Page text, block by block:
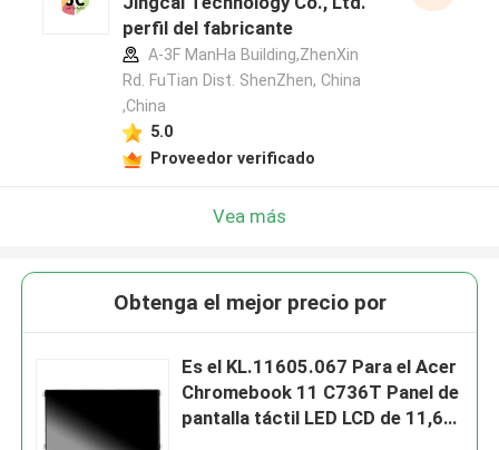
perfil del fabricante
A-3F ManHa Building,ZhenXin
Rd. FuTian Dist. ShenZhen, China
,China
5.0
Proveedor verificado
Vea más
Obtenga el mejor precio por
Es el KL.11605.067 Para el Acer
Chromebook 11 C736T Panel de
pantalla táctil LED LCD de 11,6"